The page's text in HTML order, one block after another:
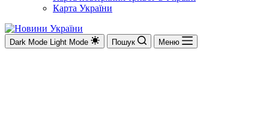
Карта України
Dark Mode Light Mode Пошук Меню